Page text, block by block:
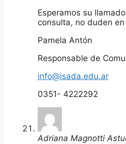
Esperamos su
consulta, no duden
Pamela Antón
Responsable de
info@isada.edu.ar
0351- 4222292
Adriana Magnotti